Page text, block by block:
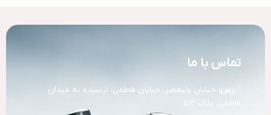
تماس با ما
رس: خیابان ولیعصر، خیابان فاطمی، نرسیده به میدان
فاطمی، پلاک 53